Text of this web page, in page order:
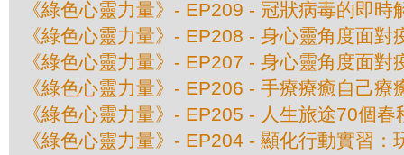
《綠色心靈力量》- EP209 - 冠狀病毒的即時
《綠色心靈力量》- EP208 - 身心靈角度面對
《綠色心靈力量》- EP207 - 身心靈角度面對
《綠色心靈力量》- EP206 - 手療療癒自己療
《綠色心靈力量》- EP205 - 人生旅途70個春
《綠色心靈力量》- EP204 - 顯化行動實習：